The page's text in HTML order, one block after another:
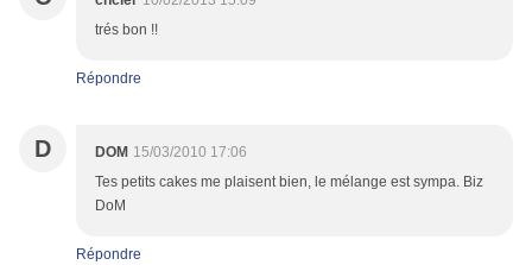
trés bon !!
Répondre
D DOM 15/03/2010 17:06
Tes petits cakes me plaisent bien, le mélange est sympa. Biz
DoM
Répondre